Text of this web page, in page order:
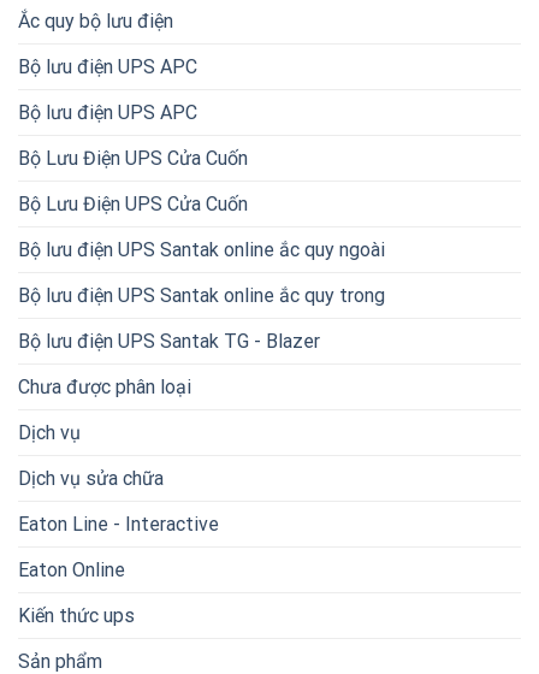
Ắc quy bộ lưu điện
Bộ lưu điện UPS APC
Bộ lưu điện UPS APC
Bộ Lưu Điện UPS Cửa Cuốn
Bộ Lưu Điện UPS Cửa Cuốn
Bộ lưu điện UPS Santak online ắc quy ngoài
Bộ lưu điện UPS Santak online ắc quy trong
Bộ lưu điện UPS Santak TG - Blazer
Chưa được phân loại
Dịch vụ
Dịch vụ sửa chữa
Eaton Line - Interactive
Eaton Online
Kiến thức ups
Sản phẩm